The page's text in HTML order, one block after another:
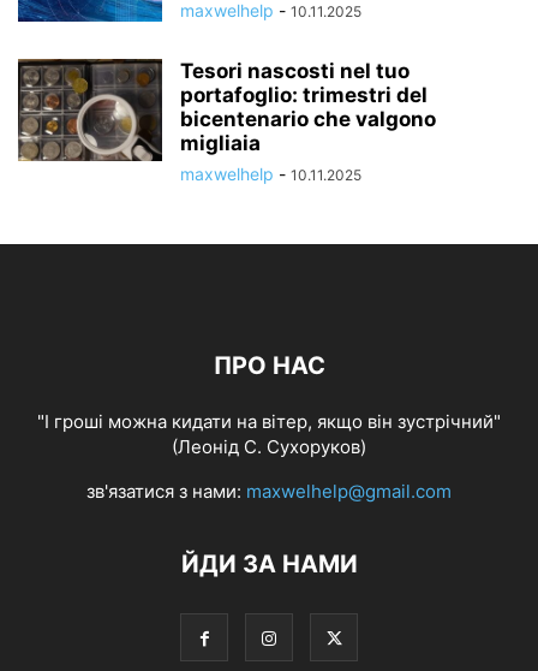
maxwelhelp - 10.11.2025
Tesori nascosti nel tuo
portafoglio: trimestri del
bicentenario che valgono
migliaia
maxwelhelp - 10.11.2025
ПРО НАС
"І гроші можна кидати на вітер, якщо він зустрічний"
(Леонід С. Сухоруков)
зв'язатися з нами: maxwelhelp@gmail.com
ЙДИ ЗА НАМИ